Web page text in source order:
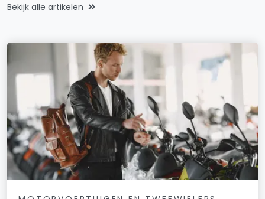
Bekijk alle artikelen